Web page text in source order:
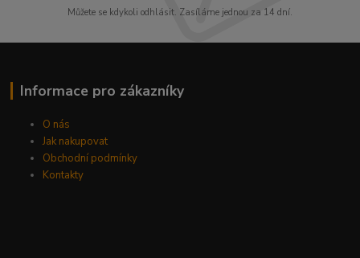
Můžete se kdykoli odhlásit. Zasíláme jednou za 14 dní.
Informace pro zákazníky
O nás
Jak nakupovat
Obchodní podmínky
Kontakty